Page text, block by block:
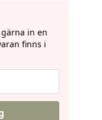
in en
finns i